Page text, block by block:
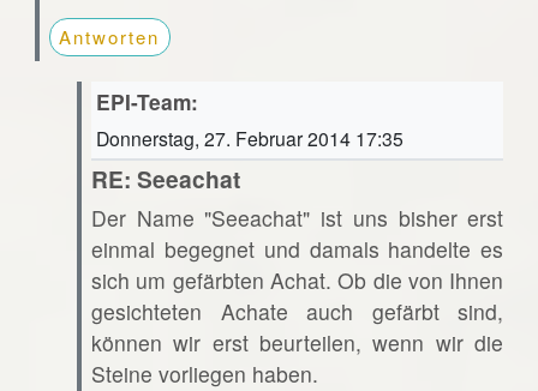
Antworten
EPI-Team:
Donnerstag, 27. Februar 2014 17:35
RE: Seeachat
Der Name "Seeachat" ist uns bisher erst
einmal begegnet und damals handelte es
sich um gefärbten Achat. Ob die von Ihnen
gesichteten Achate auch gefärbt sind,
können wir erst beurteilen, wenn wir die
Steine vorliegen haben.